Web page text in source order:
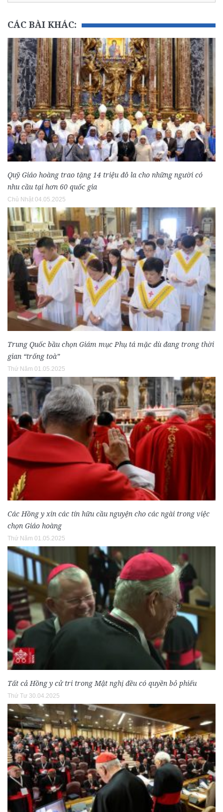
CÁC BÀI KHÁC:
Quỹ Giáo hoàng trao tặng 14 triệu đô la cho những người có
nhu cầu tại hơn 60 quốc gia
Chủ Nhật 04.05.2025
Trung Quốc bầu chọn Giám mục Phụ tá mặc dù đang trong thời
gian “trống toà”
Thứ Năm 01.05.2025
Các Hồng y xin các tín hữu cầu nguyện cho các ngài trong việc
chọn Giáo hoàng
Thứ Năm 01.05.2025
Tất cả Hồng y cử tri trong Mật nghị đều có quyền bỏ phiếu
Thứ Tư 30.04.2025